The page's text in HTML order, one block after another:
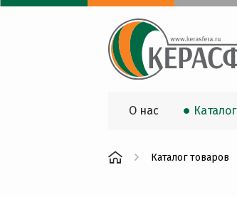
О нас Каталог
Каталог товаров